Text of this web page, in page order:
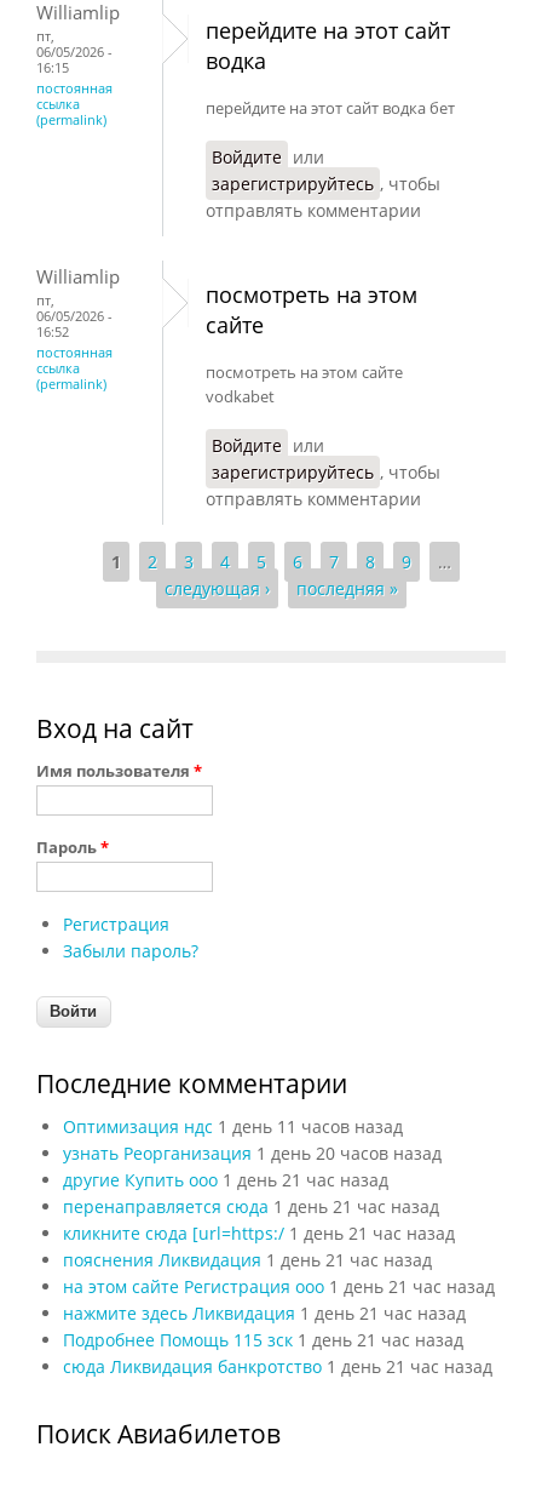
Williamlip
пт,
06/05/2026 -
16:15
постоянная
ссылка
(permalink)
перейдите на этот сайт
водка
перейдите на этот сайт водка бет
Войдите или
зарегистрируйтесь , чтобы
отправлять комментарии
Williamlip
пт,
06/05/2026 -
16:52
постоянная
ссылка
(permalink)
посмотреть на этом
сайте
посмотреть на этом сайте
vodkabet
Войдите или
зарегистрируйтесь , чтобы
отправлять комментарии
Страницы
1 2 3 4 5 6 7 8 9
…
следующая ›
последняя »
Вход на сайт
Имя пользователя *
Пароль*
Регистрация
Забыли пароль?
Последние комментарии
Оптимизация ндс 1 день 11 часов назад
узнать Реорганизация 1 день 20 часов назад
другие Купить ооо 1 день 21 час назад
перенаправляется сюда 1 день 21 час назад
кликните сюда [url=https:/ 1 день 21 час назад
пояснения Ликвидация 1 день 21 час назад
на этом сайте Регистрация ооо 1 день 21 час назад
нажмите здесь Ликвидация 1 день 21 час назад
Подробнее Помощь 115 зск 1 день 21 час назад
сюда Ликвидация банкротство 1 день 21 час назад
Поиск Авиабилетов